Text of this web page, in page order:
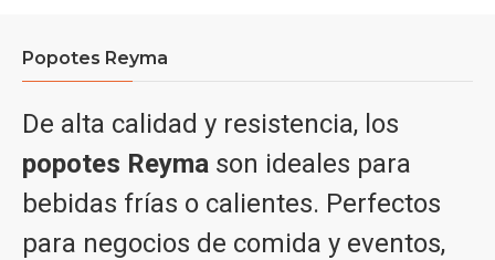
Popotes Reyma
De alta calidad y resistencia, los
popotes Reyma son ideales para
bebidas frías o calientes. Perfectos
para negocios de comida y eventos,